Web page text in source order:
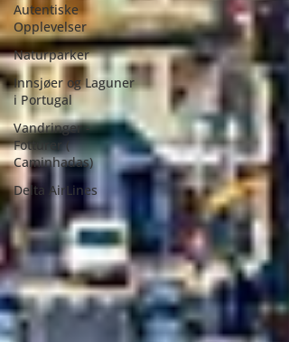
Autentiske
Opplevelser
Naturparker
Innsjøer og Laguner
i Portugal
Vandringer -
Fotturer (
Caminhadas)
Delta AirLines